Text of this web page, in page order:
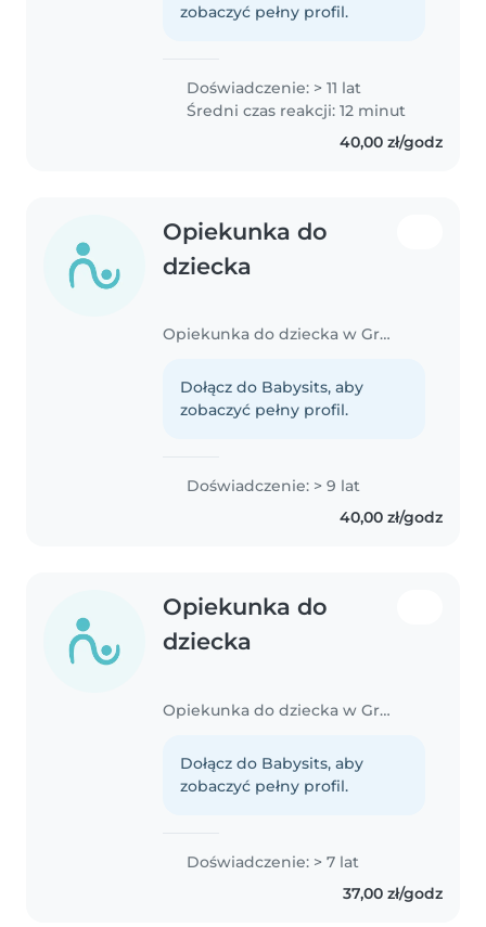
zobaczyć pełny profil.
Doświadczenie: > 11 lat
Średni czas reakcji: 12 minut
40,00 zł/godz
Opiekunka do
dziecka
Opiekunka do dziecka w Grzymolowo
Dołącz do Babysits, aby
zobaczyć pełny profil.
Doświadczenie: > 9 lat
40,00 zł/godz
Opiekunka do
dziecka
Opiekunka do dziecka w Grzymolowo
Dołącz do Babysits, aby
zobaczyć pełny profil.
Doświadczenie: > 7 lat
37,00 zł/godz